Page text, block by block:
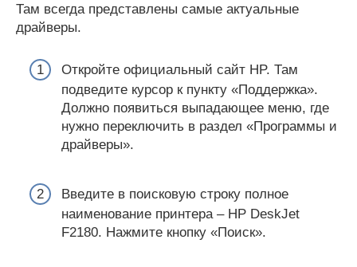
Там всегда представлены самые актуальные
драйверы.
Откройте официальный сайт HP. Там
подведите курсор к пункту «Поддержка».
Должно появиться выпадающее меню, где
нужно переключить в раздел «Программы и
драйверы».
Введите в поисковую строку полное
наименование принтера – HP DeskJet
F2180. Нажмите кнопку «Поиск».